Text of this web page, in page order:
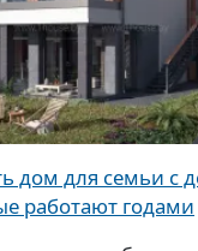
дом для семьи с
работают годами